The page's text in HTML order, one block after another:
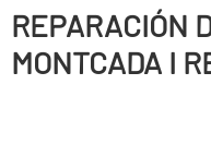
REPARACIÓN
MONTCADA I